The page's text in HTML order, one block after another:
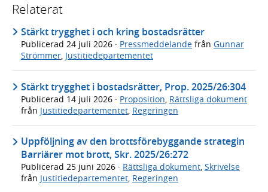
Relaterat
Stärkt trygghet i och kring bostadsrätter
Publicerad 24 juli 2026 · Pressmeddelande från Gunnar
Strömmer, Justitiedepartementet
Stärkt trygghet i bostadsrätter, Prop. 2025/26:304
Publicerad 14 juli 2026 · Proposition Rättsliga dokument
från Justitiedepartementet Regeringen
Uppföljning av den brottsförebyggande strategin
Barriärer mot brott, Skr. 2025/26:272
Publicerad 25 juni 2026 · Rättsliga dokument, Skrivelse
från Justitiedepartementet, Regeringen